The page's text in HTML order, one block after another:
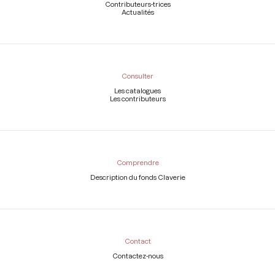
Contributeurs-trices
Actualités
Consulter
Les catalogues
Les contributeurs
Comprendre
Description du fonds Claverie
Contact
Contactez-nous